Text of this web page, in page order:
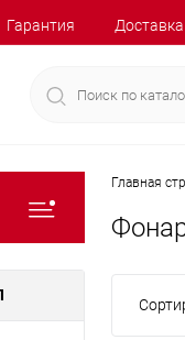
Гарантия Доставка
Главная